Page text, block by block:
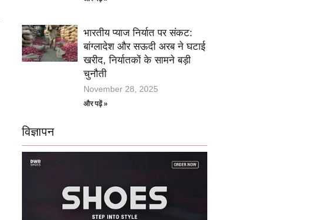
भारतीय प्याज निर्यात पर संकट:
बांग्लादेश और सऊदी अरब ने घटाई
खरीद, निर्यातकों के सामने बड़ी
चुनौती
November 28, 2025
और पढ़ें »
विज्ञापन